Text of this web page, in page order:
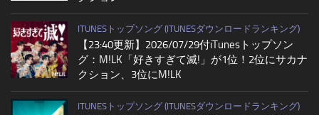
ITUNESトップソング (ITUNESダウンロードランキング)
【23:40更新】2026/07/29付iTunesトップソン
グ：M!LK「好きすぎて滅!」が1位！2位にサカナ
クション、3位にM!LK
ITUNESトップソング (ITUNESダウンロードランキング)